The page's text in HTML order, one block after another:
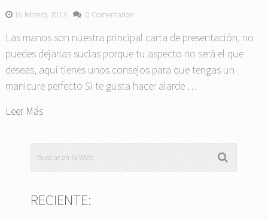
16 febrero, 2013 0 Comentarios
Las manos son nuestra principal carta de presentación, no
puedes dejarlas sucias porque tu aspecto no será el que
deseas, aquí tienes unos consejos para que tengas un
manicure perfecto Si te gusta hacer alarde …
Leer Más
RECIENTE: